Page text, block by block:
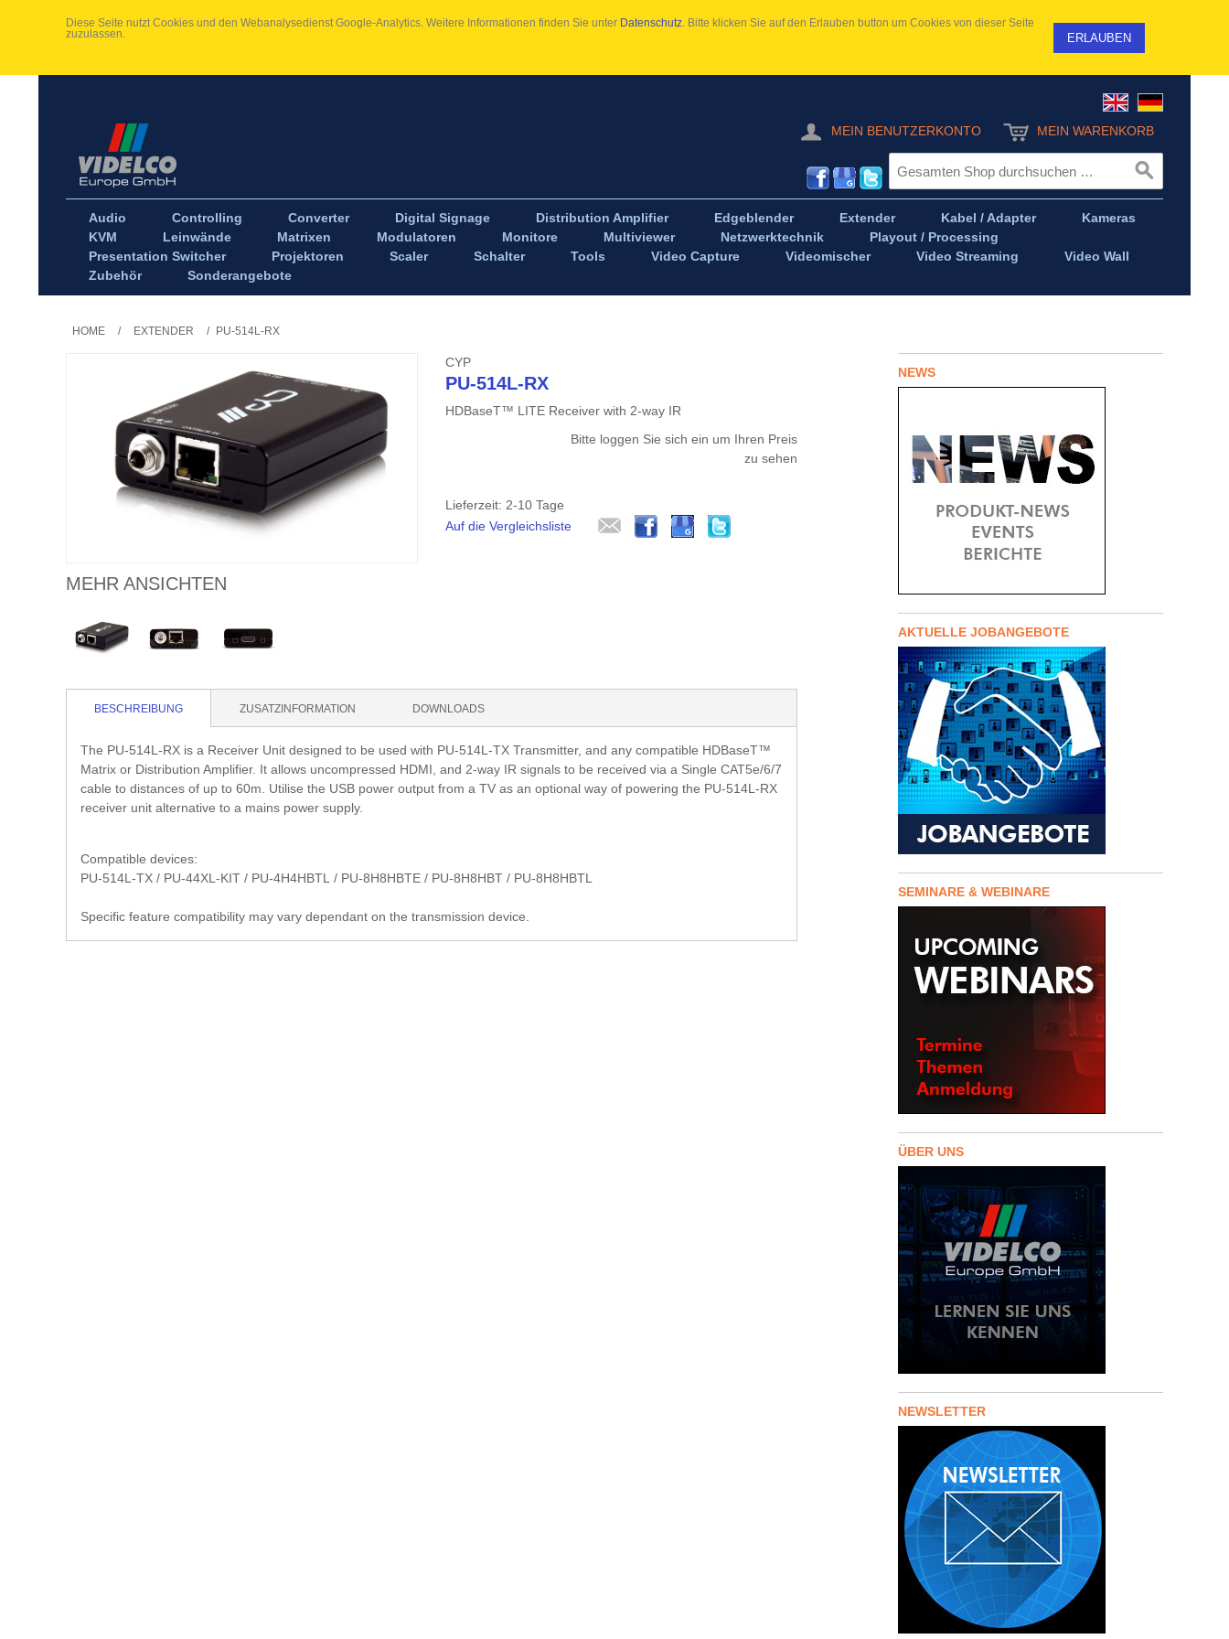
Diese Seite nutzt Cookies und den Webanalysedienst Google-Analytics. Weitere Informationen finden Sie unter Datenschutz . Bitte klicken Sie auf den Erlauben button um Cookies von dieser Seite
zuzulassen.
ERLAUBEN
MEIN BENUTZERKONTO MEIN WARENKORB
Audio Controlling Converter Digital Signage Distribution Amplifier Edgeblender Extender Kabel / Adapter
Kameras
KVM
Leinwände Matrixen Modulatoren Monitore Multiviewer Netzwerktechnik
Playout / Processing
Presentation Switcher
Projektoren Scaler Schalter Tools Video Capture Videomischer Video Streaming
Video Wall
Zubehör
Sonderangebote
HOME / EXTENDER / PU-514L-RX
MEHR ANSICHTEN
CYP
PU-514L-RX
HDBaseT™ LITE Receiver with 2-way IR
Bitte loggen Sie sich ein um Ihren Preis
zu sehen
Lieferzeit: 2-10 Tage
Auf die Vergleichsliste
BESCHREIBUNG ZUSATZINFORMATION DOWNLOADS
The PU-514L-RX is a Receiver Unit designed to be used with PU-514L-TX Transmitter, and any compatible HDBaseT™
Matrix or Distribution Amplifier. It allows uncompressed HDMI, and 2-way IR signals to be received via a Single CAT5e/6/7
cable to distances of up to 60m. Utilise the USB power output from a TV as an optional way of powering the PU-514L-RX
receiver unit alternative to a mains power supply.
Compatible devices:
PU-514L-TX / PU-44XL-KIT / PU-4H4HBTL / PU-8H8HBTE / PU-8H8HBT / PU-8H8HBTL
Specific feature compatibility may vary dependant on the transmission device.
NEWS
AKTUELLE JOBANGEBOTE
SEMINARE & WEBINARE
ÜBER UNS
NEWSLETTER